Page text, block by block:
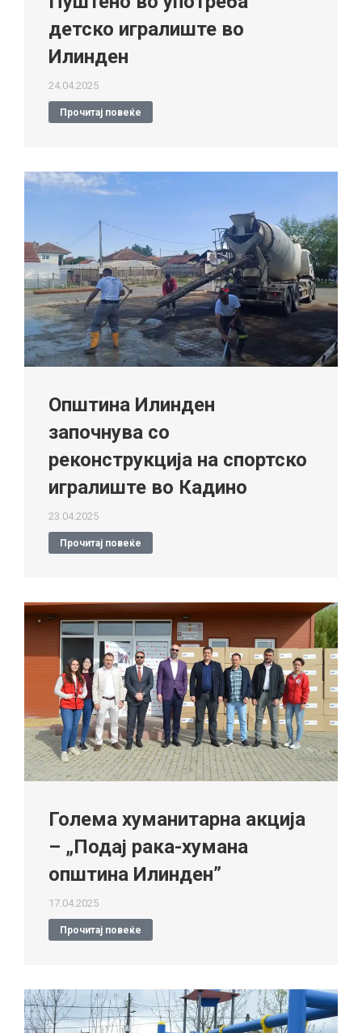
детско игралиште во
Илинден
24.04.2025
Прочитај повеќе
Општина Илинден
започнува со
реконструкција на спортско
игралиште во Кадино
23.04.2025
Прочитај повеќе
Голема хуманитарна акција
– „Подај рака-хумана
општина Илинден”
17.04.2025
Прочитај повеќе